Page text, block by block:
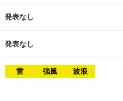
発表なし
発表なし
雷 強風 波浪